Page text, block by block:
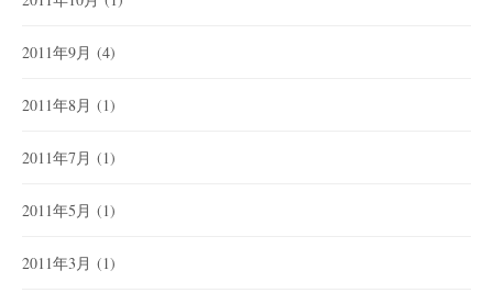
2011年9月 (4)
2011年8月 (1)
2011年7月 (1)
2011年5月 (1)
2011年3月 (1)